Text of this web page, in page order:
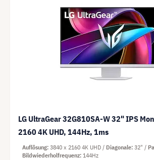
LG UltraGear 32G810SA-W 32" IPS
2160 4K UHD, 144Hz, 1ms
Auflösung 3840 x 2160 4K UHD Diagonale 32"
Bildwiederholfrequenz 144Hz